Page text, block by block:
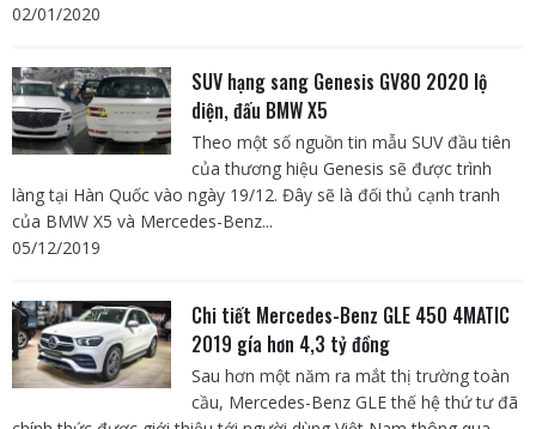
02/01/2020
SUV hạng sang Genesis GV80 2020 lộ
diện, đấu BMW X5
Theo một số nguồn tin mẫu SUV đầu tiên
của thương hiệu Genesis sẽ được trình
làng tại Hàn Quốc vào ngày 19/12. Đây sẽ là đối thủ cạnh tranh
của BMW X5 và Mercedes-Benz...
05/12/2019
Chi tiết Mercedes-Benz GLE 450 4MATIC
2019 gía hơn 4,3 tỷ đồng
Sau hơn một năm ra mắt thị trường toàn
cầu, Mercedes-Benz GLE thế hệ thứ tư đã